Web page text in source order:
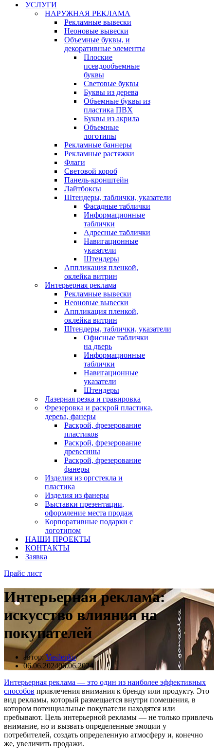
УСЛУГИ
НАРУЖНАЯ РЕКЛАМА
Рекламные вывески
Неоновые вывески
Объемные буквы, и
декоративные элементы
Плоские
псевдообъемные
буквы
Световые буквы
Буквы из дерева
Объемные буквы из
пластика ПВХ
Буквы из акрила
Объемные
логотипы
Рекламные баннеры
Рекламные растяжки
Флаги
Световой короб
Панель-кронштейн
Лайтбоксы
Штендеры, таблички, указатели
Фасадные таблички
Информационные
таблички
Адресные таблички
Навигационные
указатели
Штендеры
Аппликация пленкой,
оклейка витрин
Интерьерная реклама
Рекламные вывески
Неоновые вывески
Аппликация пленкой,
оклейка витрин
Штендеры, таблички, указатели
Офисные таблички
на дверь
Информационные
таблички
Навигационные
указатели
Штендеры
Лазерная резка и гравировка
Фрезеровка и раскрой пластика,
дерева, фанеры
Раскрой, фрезерование
пластиков
Раскрой, фрезерование
древесины
Раскрой, фрезерование
фанеры
Изделия из оргстекла и
пластика
Изделия из фанеры
Выставки презентации,
оформление места продаж
Корпоративные подарки с
логотипом
НАШИ ПРОЕКТЫ
КОНТАКТЫ
Заявка
Прайс лист
Интерьерная реклама:
искусство влияния на
покупателей
автор: Vasilenko
06.06.202406.06.2024
Интерьерная реклама — это один из наиболее эффективных
способов привлечения внимания к бренду или продукту. Это
вид рекламы, который размещается внутри помещения, в
котором потенциальные покупатели находятся или
пребывают. Цель интерьерной рекламы — не только привлечь
внимание, но и вызвать определенные эмоции у
потребителей, создать определенную атмосферу и, конечно
же, увеличить продажи.